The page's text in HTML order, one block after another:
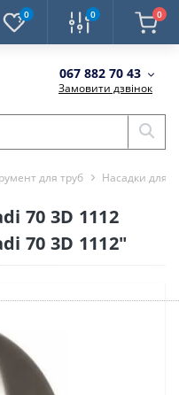
0 0 0
067 882 70 43
Замовити дзвінок
для труб Насадки для
70 3D 1112
70 3D 1112"